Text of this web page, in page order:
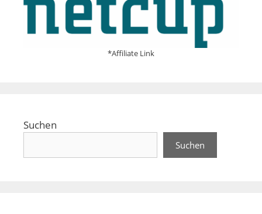
*Affiliate Link
Suchen
Suchen